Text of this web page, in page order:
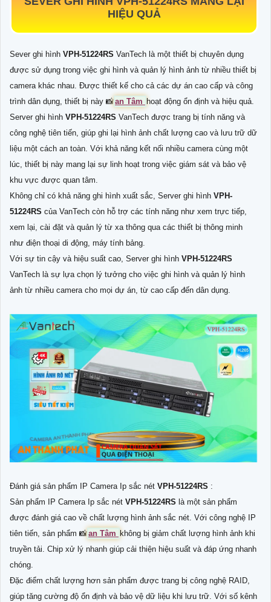
HIỆU QUẢ
Sever ghi hình VPH-51224RS VanTech là một thiết bị chuyên dụng
được sử dụng trong việc ghi hình và quản lý hình ảnh từ nhiều thiết bị
camera khác nhau. Được thiết kế cho cả các dự án cao cấp và công
trình dân dụng, thiết bị này 📸an Tâm hoạt động ổn định và hiệu quả.
Server ghi hình VPH-51224RS VanTech được trang bị tính năng và
công nghệ tiên tiến, giúp ghi lại hình ảnh chất lượng cao và lưu trữ dữ
liệu một cách an toàn. Với khả năng kết nối nhiều camera cùng một
lúc, thiết bị này mang lại sự linh hoạt trong việc giám sát và bảo vệ
khu vực được quan tâm.
Không chỉ có khả năng ghi hình xuất sắc, Server ghi hình VPH-
51224RS của VanTech còn hỗ trợ các tính năng như xem trực tiếp,
xem lại, cài đặt và quản lý từ xa thông qua các thiết bị thông minh
như điện thoại di động, máy tính bảng.
Với sự tin cậy và hiệu suất cao, Server ghi hình VPH-51224RS
VanTech là sự lựa chọn lý tưởng cho việc ghi hình và quản lý hình
ảnh từ nhiều camera cho mọi dự án, từ cao cấp đến dân dụng.
Đánh giá sản phẩm IP Camera Ip sắc nét VPH-51224RS :
Sản phẩm IP Camera Ip sắc nét VPH-51224RS là một sản phẩm
được đánh giá cao về chất lượng hình ảnh sắc nét. Với công nghệ IP
tiên tiến, sản phẩm 📸an Tâm không bị giảm chất lượng hình ảnh khi
truyền tải. Chip xử lý nhanh giúp cải thiện hiệu suất và đáp ứng nhanh
chóng.
Đặc điểm chất lượng hơn sản phẩm được trang bị công nghệ RAID,
giúp tăng cường độ ổn định và bảo vệ dữ liệu khi lưu trữ. Với số kênh